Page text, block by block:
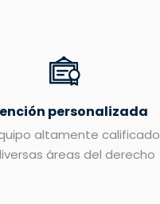
personalizada
altamente calificado
áreas del derecho